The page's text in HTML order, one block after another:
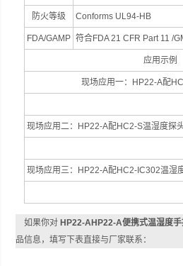
防火等级 Conforms UL94-HB
FDA/GAMP 符合FDA 21 CFR Part 11 /
应用示例
现场应用一：HP22-A配
现场应用二：HP22-A配HC2-S温湿度探
现场应用三：HP22-A配HC2-IC302温湿
如果你对 HP22-AHP22-A便携式温湿度
品信息，填写下表直接与厂家联系：